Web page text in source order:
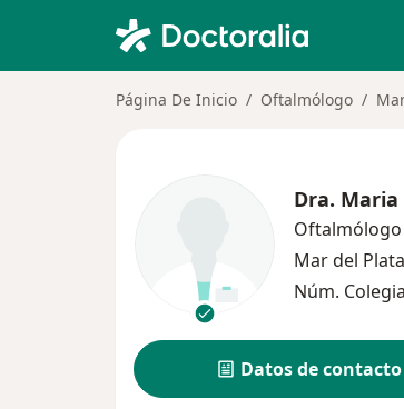
Página De Inicio Oftalmólogo
Dra. Maria
Oftalmólogo
Mar del Plata
Núm.
Datos de contacto